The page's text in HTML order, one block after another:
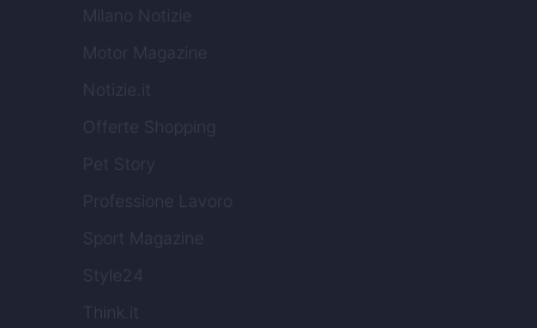
Milano Notizie
Motor Magazine
Notizie.it
Offerte Shopping
Pet Story
Professione Lavoro
Sport Magazine
Style24
Think.it